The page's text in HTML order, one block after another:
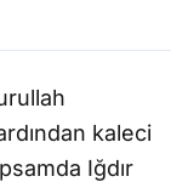
kaleci
Iğdır